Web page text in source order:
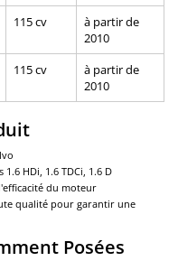
115 cv
à partir de
2010
115 cv
à partir de
2010
HDi, 1.6 TDCi, 1.6 D
du moteur
qualité pour garantir une
Posées